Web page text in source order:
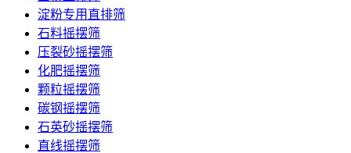
淀粉专用直排筛
石料摇摆筛
压裂砂摇摆筛
化肥摇摆筛
颗粒摇摆筛
碳钢摇摆筛
石英砂摇摆筛
直线摇摆筛